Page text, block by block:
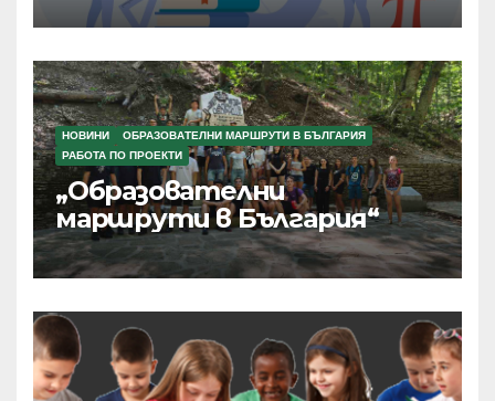
НОВИНИ
ОБРАЗОВАТЕЛНИ МАРШРУТИ В БЪЛГАРИЯ
РАБОТА ПО ПРОЕКТИ
„Образователни
маршрути в България“